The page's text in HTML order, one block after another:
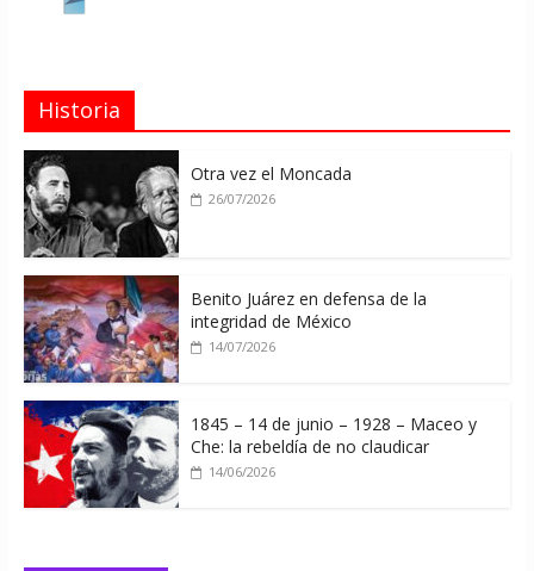
Historia
Otra vez el Moncada
26/07/2026
Benito Juárez en defensa de la
integridad de México
14/07/2026
1845 – 14 de junio – 1928 – Maceo y
Che: la rebeldía de no claudicar
14/06/2026